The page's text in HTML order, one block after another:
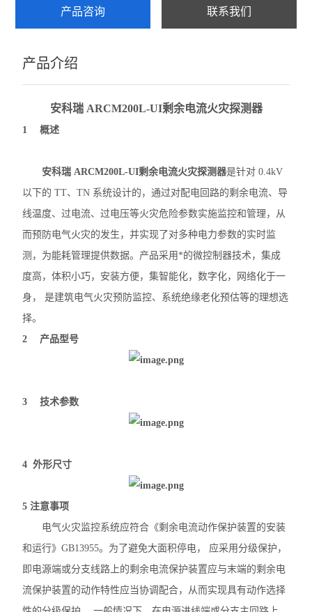
产品咨询 联系我们
产品介绍
安科瑞 ARCM200L-UI剩余电流火灾探测器
1 概述
安科瑞 ARCM200L-UI剩余电流火灾探测器是针对 0.4kV
以下的 TT、TN 系统设计的，通过对配电回路的剩余电流、导
线温度、过电流、过电压等火灾危险参数实施监控和管理，从
而预防电气火灾的发生，并实现了对多种电力参数的实时监
测，为能耗管理提供数据。 产品采用*的微控制器技术，集成
度高，体积小巧，安装方便，集智能化，数字化，网络化于一
身， 是建筑电气火灾预防监控、系统绝缘老化预估等的理想选
择。
2 产品型号
3 技术参数
4 外形尺寸
5 注意事项
电气火灾监控系统应符合《剩余电流动作保护装置的安装
和运行》GB13955。为了避免大面积停电， 应采用分级保护，
即电源端或分支线路上的剩余电流保护装置应与末端的剩余电
流保护装置的动作特性应当协调配合，从而实现具有动作选择